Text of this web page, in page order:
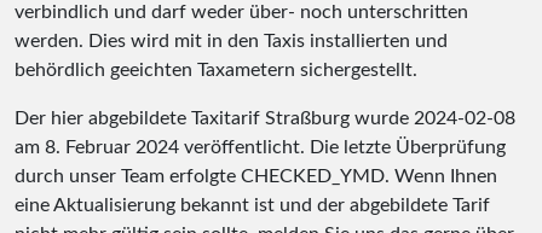
verbindlich und darf weder über- noch unterschritten
werden. Dies wird mit in den Taxis installierten und
behördlich geeichten Taxametern sichergestellt.
Der hier abgebildete Taxitarif Straßburg wurde 2024-02-08
am 8. Februar 2024 veröffentlicht. Die letzte Überprüfung
durch unser Team erfolgte CHECKED_YMD. Wenn Ihnen
eine Aktualisierung bekannt ist und der abgebildete Tarif